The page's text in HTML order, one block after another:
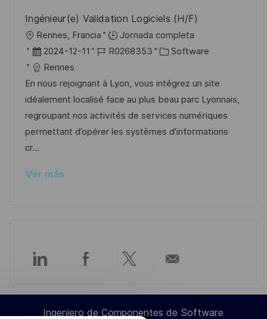
u
b
l
c
a
c
i
ó
n
e
o
a
Ingénieur(e) Validation Logiciels (H/F)
U
b
c
a
c
i
ó
Rennes, Francia
Jornada completa
F
e
c
h
a
d
e
u
a
i
2024-12-11
I
d
e
e
m
R0268353
C
t
e
g
o
Software
Rennes
En nous rejoignant à Lyon, vous intégrez un site
idéalement localisé face au plus beau parc Lyonnais,
regroupant nos activités de services numériques
permettant d’opérer les systèmes d’informations
cr...
Ver más
Compartir
a
Compartir
a
Compartir
a
por
Ingeniero de Componentes de Software